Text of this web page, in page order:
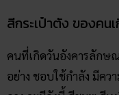
สีกระเป๋าตัง ของคน
คนที่เกิดวันอังคารลักษ
อย่าง ชอบใช้กำลัง มีคว